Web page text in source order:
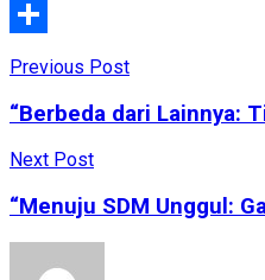
WhatsApp
Previous Post
“Berbeda dari Lainnya:
Next Post
“Menuju SDM Unggul: